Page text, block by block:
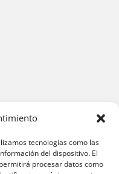
tecnologías como las
del dispositivo. El
procesar datos como